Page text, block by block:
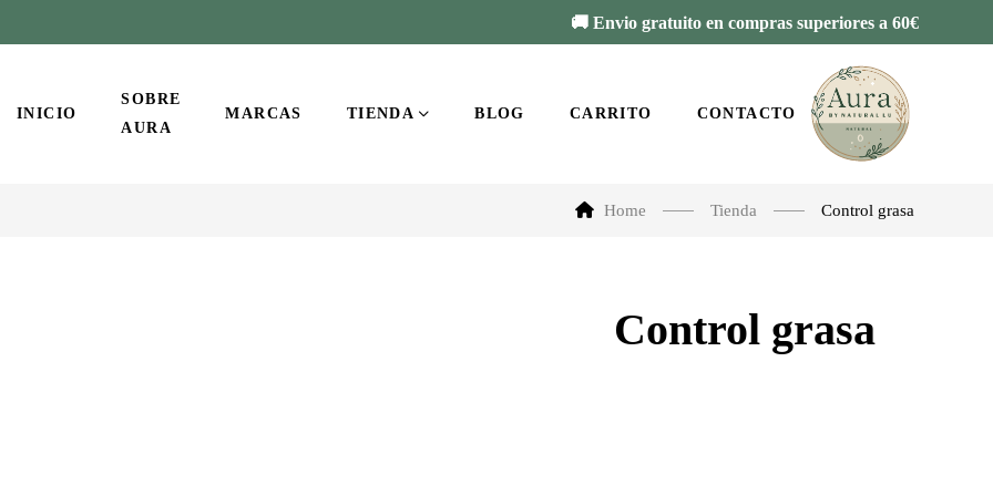
🚚 Envio gratuito en compras superiores a 60€
INICIO
SOBRE
AURA
MARCAS TIENDA BLOG CARRITO CONTACTO
Home Tienda Control grasa
Control grasa